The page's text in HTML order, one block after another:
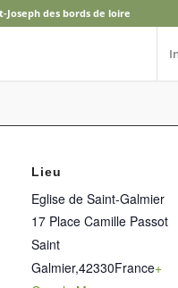
Joseph des bords de loire
Lieu
Eglise de Saint-Galmier
17 Place Camille Passot
Saint
Galmier,42330France+